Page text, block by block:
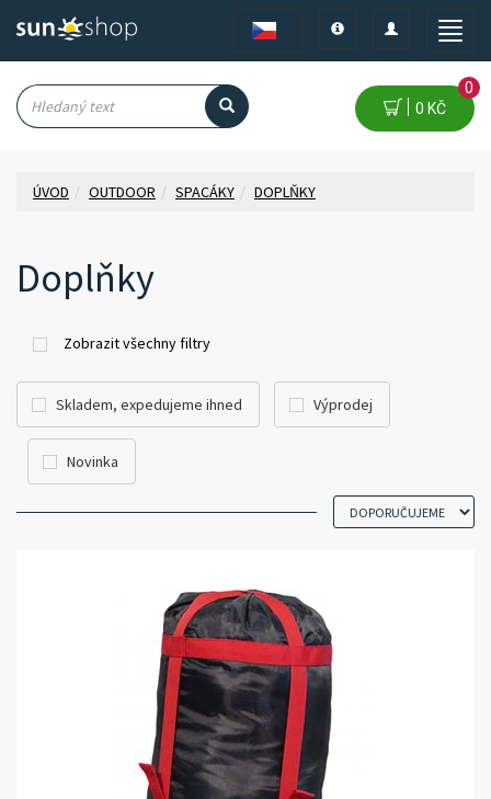
Toggle
Toggle
navigation
Toggle
0 KČ
0
ÚVOD OUTDOOR SPACÁKY DOPLŇKY
Doplňky
Zobrazit všechny filtry
Skladem, expedujeme ihned Výprodej
Novinka